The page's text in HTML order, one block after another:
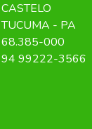
CASTELO
TUCUMA - PA
68.385-000
94 99222-3566